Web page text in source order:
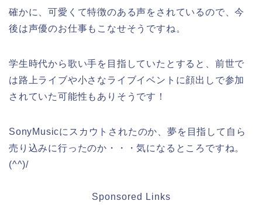
確かに、可愛くて特徴のある声をされているので、今
後は声優のお仕事もこなせそうですね。
学生時代から歌い手を目指していたとすると、前世で
は路上ライブや小さなライブイベントに顔出しで参加
されていた可能性もありそうです！
SonyMusicにスカウトされたのか、夢を目指して自ら
売り込みに行ったのか・・・気になるところですね。
(^^)/
Sponsored Links